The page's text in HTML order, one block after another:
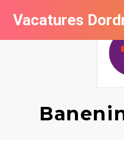
Vacatures
Vacatures per bedrijf
De populairste vacatures